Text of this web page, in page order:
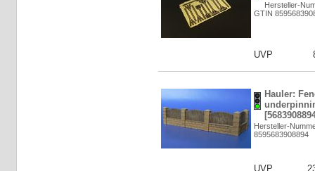
Hersteller-
GTIN
UVP
Hauler:
Hersteller-
8595683908894
UVP